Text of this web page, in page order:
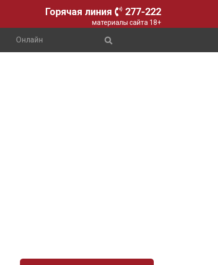
Горячая линия 277-222
материалы сайта 18+
Онлайн